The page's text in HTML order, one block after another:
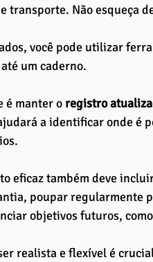
transporte. Não esqueça
você pode utilizar
um caderno.
é manter o registro
a identificar onde é
eficaz também deve
poupar regularmente
objetivos futuros,
realista e flexível é